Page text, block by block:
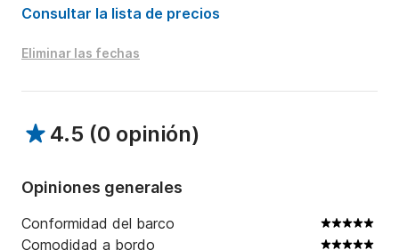
Consultar la lista de precios
Eliminar las fechas
4.5 (0 opinión)
Opiniones generales
Conformidad del barco
Comodidad a bordo